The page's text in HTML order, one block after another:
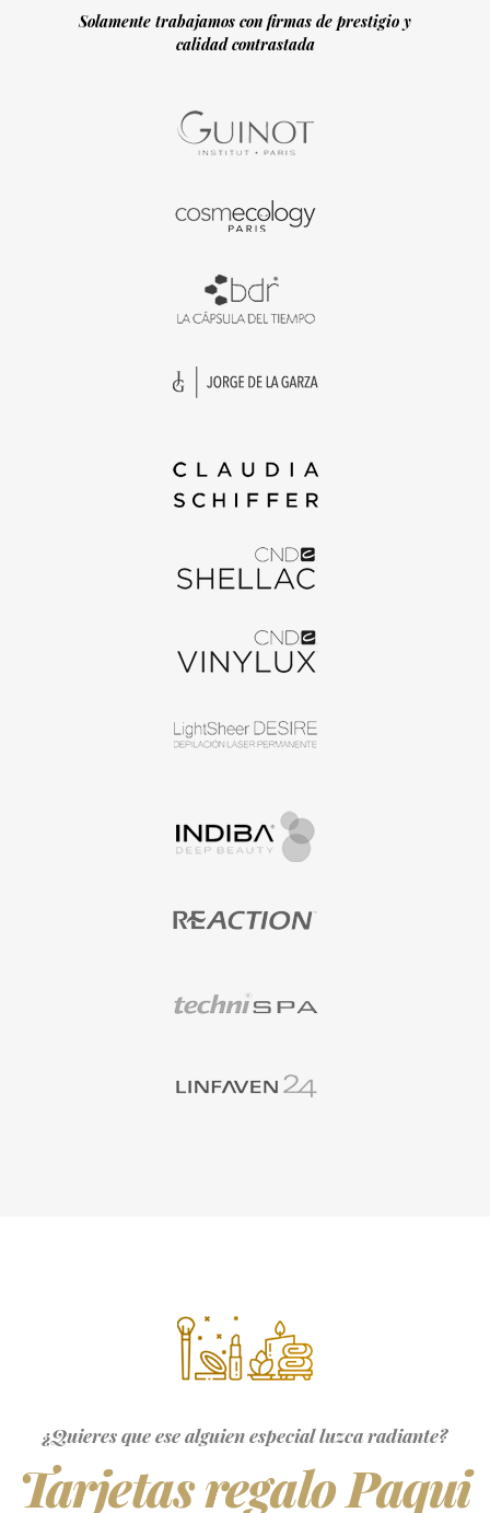
Solamente trabajamos con firmas de prestigio y
calidad contrastada
¿Quieres que ese alguien especial luzca radiante?
Tarjetas regalo Paqui